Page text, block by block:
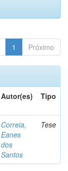
1 Próximo
Autor(es) Tipo
Correia,
Eanes
dos
Santos
Tese